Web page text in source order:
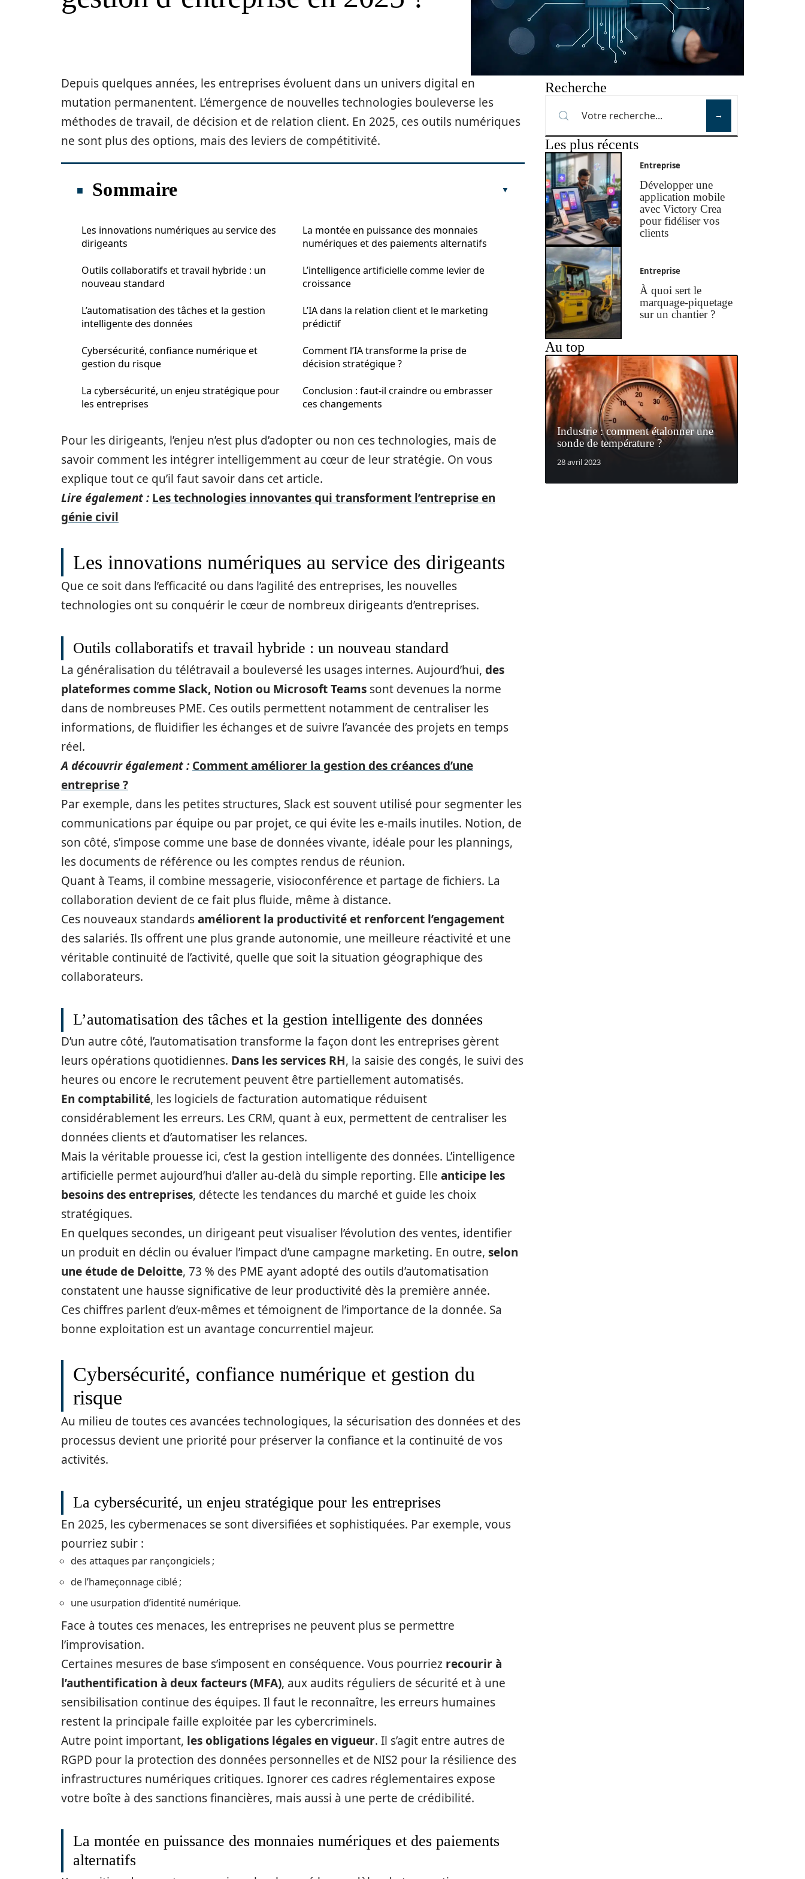
Depuis quelques années, les entreprises évoluent dans un univers digital en
mutation permanentent. L’émergence de nouvelles technologies bouleverse les
méthodes de travail, de décision et de relation client. En 2025, ces outils numériques
ne sont plus des options, mais des leviers de compétitivité.
Sommaire
Les innovations numériques au service des
dirigeants
Outils collaboratifs et travail hybride : un
nouveau standard
L’automatisation des tâches et la gestion
intelligente des données
Cybersécurité, confiance numérique et
gestion du risque
La cybersécurité, un enjeu stratégique pour
les entreprises
La montée en puissance des monnaies
numériques et des paiements alternatifs
L’intelligence artificielle comme levier de
croissance
L’IA dans la relation client et le marketing
prédictif
Comment l’IA transforme la prise de
décision stratégique ?
Conclusion : faut-il craindre ou embrasser
ces changements
Pour les dirigeants, l’enjeu n’est plus d’adopter ou non ces technologies, mais de
savoir comment les intégrer intelligemment au cœur de leur stratégie. On vous
explique tout ce qu’il faut savoir dans cet article.
Lire également : Les technologies innovantes qui transforment l’entreprise en
génie civil
Les innovations numériques au service des dirigeants
Que ce soit dans l’efficacité ou dans l’agilité des entreprises, les nouvelles
technologies ont su conquérir le cœur de nombreux dirigeants d’entreprises.
Outils collaboratifs et travail hybride : un nouveau standard
La généralisation du télétravail a bouleversé les usages internes. Aujourd’hui, des
plateformes comme Slack, Notion ou Microsoft Teams sont devenues la norme
dans de nombreuses PME. Ces outils permettent notamment de centraliser les
informations, de fluidifier les échanges et de suivre l’avancée des projets en temps
réel.
A découvrir également : Comment améliorer la gestion des créances d’une
entreprise ?
Par exemple, dans les petites structures, Slack est souvent utilisé pour segmenter les
communications par équipe ou par projet, ce qui évite les e-mails inutiles. Notion, de
son côté, s’impose comme une base de données vivante, idéale pour les plannings,
les documents de référence ou les comptes rendus de réunion.
Quant à Teams, il combine messagerie, visioconférence et partage de fichiers. La
collaboration devient de ce fait plus fluide, même à distance.
Ces nouveaux standardsaméliorent la productivité et renforcent l’engagement
des salariés. Ils offrent une plus grande autonomie, une meilleure réactivité et une
véritable continuité de l’activité, quelle que soit la situation géographique des
collaborateurs.
L’automatisation des tâches et la gestion intelligente des données
D’un autre côté, l’automatisation transforme la façon dont les entreprises gèrent
leurs opérations quotidiennes. Dans les services RH, la saisie des congés, le suivi des
heures ou encore le recrutement peuvent être partiellement automatisés.
En comptabilité, les logiciels de facturation automatique réduisent
considérablement les erreurs. Les CRM, quant à eux, permettent de centraliser les
données clients et d’automatiser les relances.
Mais la véritable prouesse ici, c’est la gestion intelligente des données. L’intelligence
artificielle permet aujourd’hui d’aller au-delà du simple reporting. Elle anticipe les
besoins des entreprises, détecte les tendances du marché et guide les choix
stratégiques.
En quelques secondes, un dirigeant peut visualiser l’évolution des ventes, identifier
un produit en déclin ou évaluer l’impact d’une campagne marketing. En outre, selon
une étude de Deloitte, 73 % des PME ayant adopté des outils d’automatisation
constatent une hausse significative de leur productivité dès la première année.
Ces chiffres parlent d’eux-mêmes et témoignent de l’importance de la donnée. Sa
bonne exploitation est un avantage concurrentiel majeur.
Cybersécurité, confiance numérique et gestion du
risque
Au milieu de toutes ces avancées technologiques, la sécurisation des données et des
processus devient une priorité pour préserver la confiance et la continuité de vos
activités.
La cybersécurité, un enjeu stratégique pour les entreprises
En 2025, les cybermenaces se sont diversifiées et sophistiquées. Par exemple, vous
pourriez subir :
des attaques par rançongiciels ;
de l’hameçonnage ciblé ;
une usurpation d’identité numérique.
Face à toutes ces menaces, les entreprises ne peuvent plus se permettre
l’improvisation.
Certaines mesures de base s’imposent en conséquence. Vous pourriez recourir à
l’authentification à deux facteurs (MFA), aux audits réguliers de sécurité et à une
sensibilisation continue des équipes. Il faut le reconnaître, les erreurs humaines
restent la principale faille exploitée par les cybercriminels.
Autre point important, les obligations légales en vigueur. Il s’agit entre autres de
RGPD pour la protection des données personnelles et de NIS2 pour la résilience des
infrastructures numériques critiques. Ignorer ces cadres réglementaires expose
votre boîte à des sanctions financières, mais aussi à une perte de crédibilité.
La montée en puissance des monnaies numériques et des paiements
alternatifs
Recherche
Les plus récents
Entreprise
Développer une
application mobile
avec Victory Crea
pour fidéliser vos
clients
Entreprise
À quoi sert le
marquage-piquetage
sur un chantier ?
Au top
Industrie : comment étalonner une
sonde de température ?
28 avril 2023